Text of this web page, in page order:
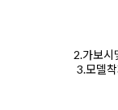
2.가보시
3.모델